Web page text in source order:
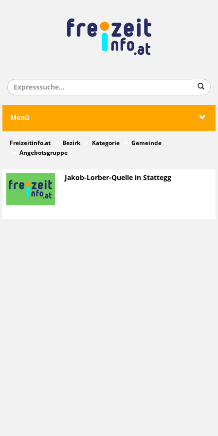
Menü
Freizeitinfo.at Bezirk Kategorie
Gemeinde
Angebotsgruppe
Jakob-Lorber-Quelle in Stattegg